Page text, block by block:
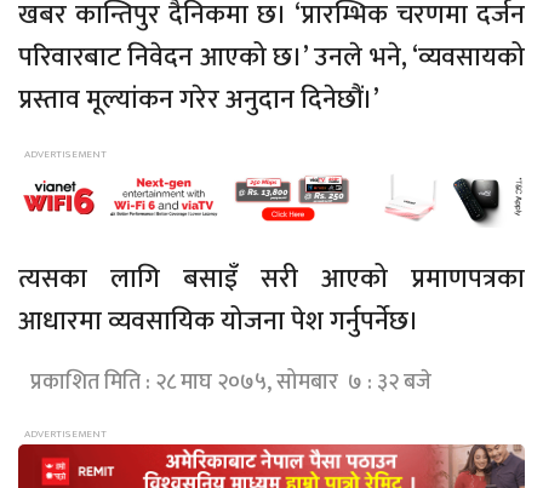
खबर कान्तिपुर दैनिकमा छ। ‘प्रारम्भिक चरणमा दर्जन
परिवारबाट निवेदन आएको छ।’ उनले भने, ‘व्यवसायको
प्रस्ताव मूल्यांकन गरेर अनुदान दिनेछौं।’
त्यसका लागि बसाइँ सरी आएको प्रमाणपत्रका
आधारमा व्यवसायिक योजना पेश गर्नुपर्नेछ।
प्रकाशित मिति : २८ माघ २०७५, सोमबार ७ : ३२ बजे